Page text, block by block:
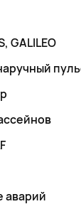
GALILEO
аварий